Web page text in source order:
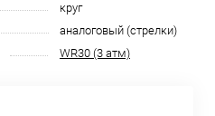
круг
аналоговый (стрелки)
WR30 (3 атм)